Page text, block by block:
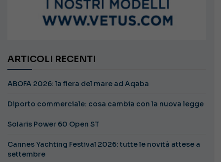
ARTICOLI RECENTI
ABOFA 2026: la fiera del mare ad Aqaba
Diporto commerciale: cosa cambia con la nuova legge
Solaris Power 60 Open ST
Cannes Yachting Festival 2026: tutte le novità attese a
settembre